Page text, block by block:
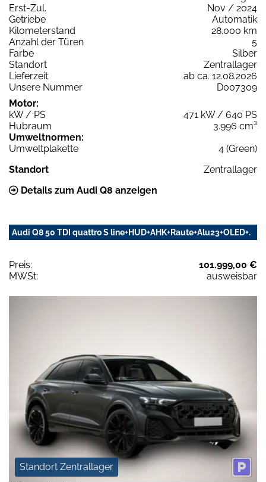
Erst-Zul.
Nov / 2024
Getriebe
Automatik
Kilometerstand
28.000 km
Anzahl der Türen
5
Farbe
Silber
Standort
Zentrallager
Lieferzeit
ab ca. 12.08.2026
Unsere Nummer
D007309
Motor:
kW / PS
471 kW / 640 PS
Hubraum
3.996 cm³
Umweltnormen:
Umweltplakette
4 (Green)
Standort
Zentrallager
Details zum Audi Q8 anzeigen
Audi Q8 50 TDI quattro S line+HUD+AHK+Raute+Alu23+OLED+.
Preis:
101.999,00 €
MWSt:
ausweisbar
Standort Zentrallager